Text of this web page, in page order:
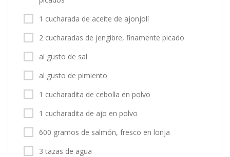
1 cucharada de aceite de ajonjolí
2 cucharadas de jengibre, finamente picado
al gusto de sal
al gusto de pimiento
1 cucharadita de cebolla en polvo
1 cucharadita de ajo en polvo
600 gramos de salmón, fresco en lonja
3 tazas de agua